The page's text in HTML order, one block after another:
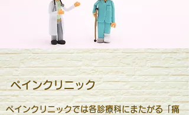
​ペインクリニック
ペインクリニックでは各診療科にまたがる「痛